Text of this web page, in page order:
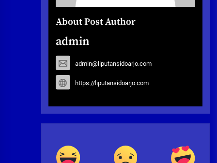
About Post Author
admin
admin@liputansidoarjo.com
https://liputansidoarjo.com